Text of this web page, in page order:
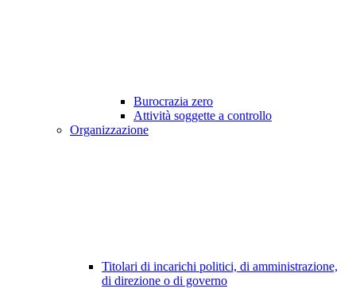
Burocrazia zero
Attività soggette a controllo
Organizzazione
Titolari di incarichi politici, di amministrazione,
di direzione o di governo